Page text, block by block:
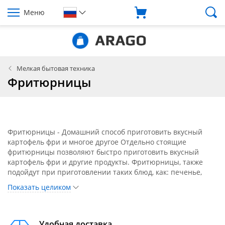
Меню
Мелкая бытовая техника
Фритюрницы
Фритюрницы - Домашний способ приготовить вкусный
картофель фри и многое другое Отдельно стоящие
фритюрницы позволяют быстро приготовить вкусный
картофель фри и другие продукты. Фритюрницы, также
подойдут при приготовлении таких блюд, как: печенье,
также приготовят рыбу, мясо, морепродукты или даже
сделаны не только быстро, но, прежде всего, здорово. На
Показать целиком